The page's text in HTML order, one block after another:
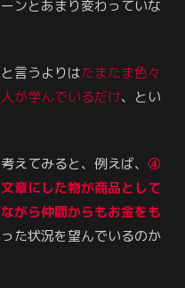
ンとあまり変わっていな
言うよりはたまたま色々
が学んでいるだけ、とい
えてみると、例えば、 ④
章にした物が商品として
がら仲間からもお金をも
た状況を望んでいるのか